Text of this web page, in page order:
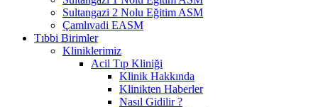
Sultangazi 2 Nolu Eğitim ASM
Çamlıvadi EASM
Tıbbi Birimler
Kliniklerimiz
Acil Tıp Kliniği
Klinik Hakkında
Klinikten Haberler
Nasıl Gidilir ?